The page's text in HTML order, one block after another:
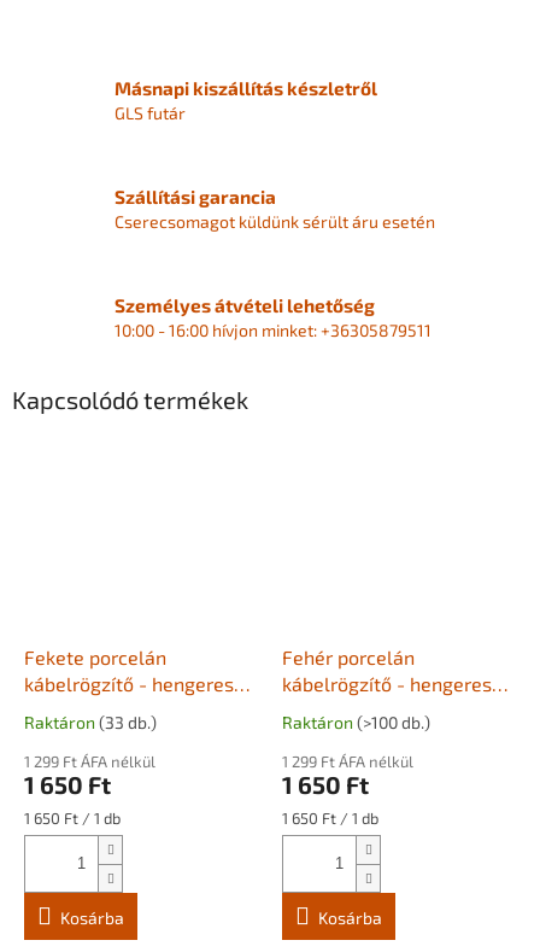
Másnapi kiszállítás készletről
GLS futár
Szállítási garancia
Cserecsomagot küldünk sérült áru esetén
Személyes átvételi lehetőség
10:00 - 16:00 hívjon minket: +36305879511
Kapcsolódó termékek
Fekete porcelán
kábelrögzítő - hengeres
Raktáron (33 db.)
1 299 Ft ÁFA nélkül
1 650 Ft
Egységár:
1 650 Ft / 1 db
Kosárba
Fehér porcelán
kábelrögzítő - hengeres
Raktáron (>100 db.)
1 299 Ft ÁFA nélkül
1 650 Ft
Egységár:
1 650 Ft / 1 db
Kosárba